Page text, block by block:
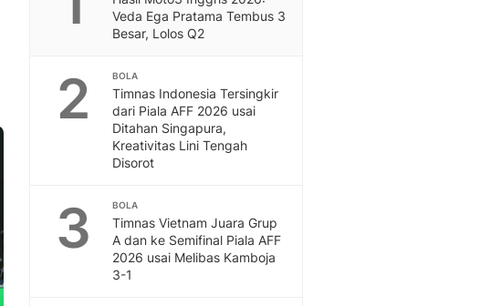
Veda Ega Pratama Tembus 3
Besar, Lolos Q2
2 BOLA
Timnas Indonesia Tersingkir
dari Piala AFF 2026 usai
Ditahan Singapura,
Kreativitas Lini Tengah
Disorot
3 BOLA
Timnas Vietnam Juara Grup
A dan ke Semifinal Piala AFF
2026 usai Melibas Kamboja
3-1